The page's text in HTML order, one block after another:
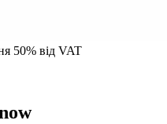
50% від VAT